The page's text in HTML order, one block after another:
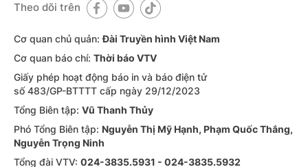
Theo dõi trên
Cơ quan chủ quản:Đài Truyền hình Việt Nam
Cơ quan báo chí: Thời báo VTV
Giấy phép hoạt động báo in và báo điện tử
số 483/GP-BTTTT cấp ngày 29/12/2023
Tổng Biên tập: Vũ Thanh Thủy
Phó Tổng Biên tập: Nguyễn Thị Mỹ Hạnh, Phạm Quốc Thắng,
Nguyễn Trọng Ninh
Tổng đài VTV: 024-3835.5931 - 024-3835.5932